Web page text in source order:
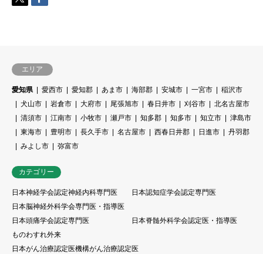
エリア
愛知県 愛西市 愛知郡 あま市 海部郡 安城市 一宮市
稲沢市
犬山市
岩倉市 大府市 尾張旭市 春日井市 刈谷市
北名古屋市
清須市
江南市 小牧市 瀬戸市 知多郡 知多市 知立市
津島市
東海市
豊明市 長久手市 名古屋市 西春日井郡 日進市
丹羽郡
みよし市
弥富市
カテゴリー
日本神経学会認定神経内科専門医
日本認知症学会認定専門医
日本脳神経外科学会専門医・指導医
日本頭痛学会認定専門医
日本脊髄外科学会認定医・指導医
ものわすれ外来
日本がん治療認定医機構がん治療認定医